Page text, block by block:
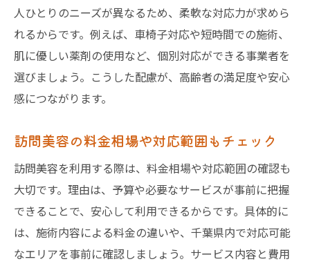
人ひとりのニーズが異なるため、柔軟な対応力が求めら
れるからです。例えば、車椅子対応や短時間での施術、
肌に優しい薬剤の使用など、個別対応ができる事業者を
選びましょう。こうした配慮が、高齢者の満足度や安心
感につながります。
訪問美容の料金相場や対応範囲もチェック
訪問美容を利用する際は、料金相場や対応範囲の確認も
大切です。理由は、予算や必要なサービスが事前に把握
できることで、安心して利用できるからです。具体的に
は、施術内容による料金の違いや、千葉県内で対応可能
なエリアを事前に確認しましょう。サービス内容と費用